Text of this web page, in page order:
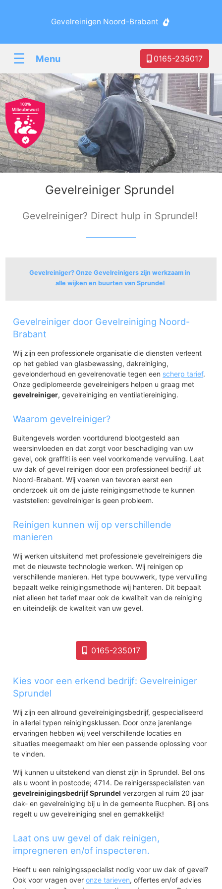
Gevelreinigen Noord-Brabant
☰ Menu 0165-235017
Gevelreiniger Sprundel
Gevelreiniger? Direct hulp in Sprundel!
Gevelreiniger? Onze Gevelreinigers zijn werkzaam in
alle wijken en buurten van Sprundel
Sprundel
Bedrijventerrein De Nijverhei
Gevelreiniger door Gevelreiniging Noord-
Brabant
Wij zijn een professionele organisatie die diensten verleent
op het gebied van glasbewassing, dakreiniging,
gevelonderhoud en gevelrenovatie tegen een scherp tarief.
Onze gediplomeerde gevelreinigers helpen u graag met
gevelreiniger, gevelreiniging en ventilatiereiniging.
Waarom gevelreiniger?
Buitengevels worden voortdurend blootgesteld aan
weersinvloeden en dat zorgt voor beschadiging van uw
gevel, ook graffiti is een veel voorkomende vervuiling. Laat
uw dak of gevel reinigen door een professioneel bedrijf uit
Noord-Brabant. Wij voeren van tevoren eerst een
onderzoek uit om de juiste reinigingsmethode te kunnen
vaststellen: gevelreiniger is geen probleem.
Reinigen kunnen wij op verschillende
manieren
Wij werken uitsluitend met professionele gevelreinigers die
met de nieuwste technologie werken. Wij reinigen op
verschillende manieren. Het type bouwwerk, type vervuiling
bepaalt welke reinigingsmethode wij hanteren. Dit bepaalt
niet alleen het tarief maar ook de kwaliteit van de reiniging
en uiteindelijk de kwaliteit van uw gevel.
0165-235017
Kies voor een erkend bedrijf: Gevelreiniger
Sprundel
Wij zijn een allround gevelreinigingsbedrijf, gespecialiseerd
in allerlei typen reinigingsklussen. Door onze jarenlange
ervaringen hebben wij veel verschillende locaties en
situaties meegemaakt om hier een passende oplossing voor
te vinden.
Wij kunnen u uitstekend van dienst zijn in Sprundel. Bel ons
als u woont in postcode; 4714. De reinigersspecialisten van
gevelreinigingsbedrijf Sprundel verzorgen al ruim 20 jaar
dak- en gevelreiniging bij u in de gemeente Rucphen. Bij ons
regelt u uw gevelreiniging snel en gemakkelijk!
Laat ons uw gevel of dak reinigen,
impregneren en/of inspecteren.
Heeft u een reinigingsspecialist nodig voor uw dak of gevel?
Ook voor vragen overonze tarieven, offertes en/of advies